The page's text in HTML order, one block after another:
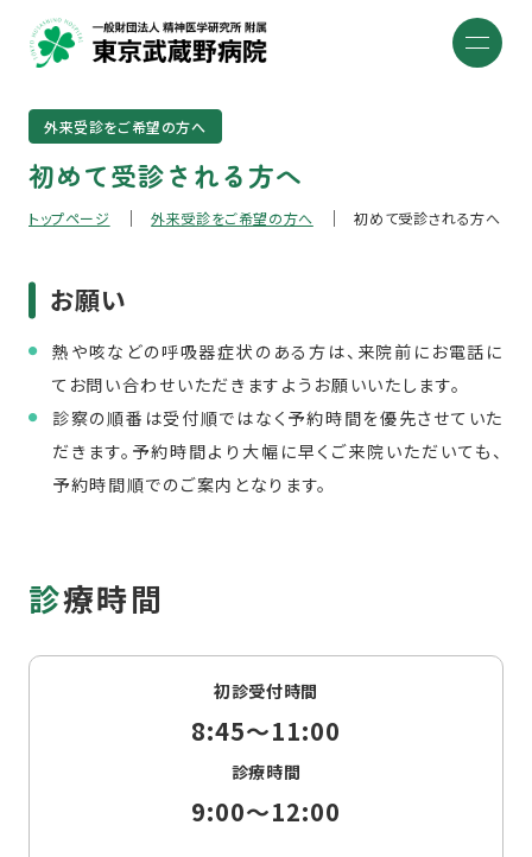
外来受診をご希望の方へ
初めて受診される方へ
トップページ 外来受診をご希望の方へ 初めて受診される方へ
お願い
熱や咳などの呼吸器症状のある方は、来院前にお電話に
てお問い合わせいただきますようお願いいたします。
診察の順番は受付順ではなく予約時間を優先させていた
だきます。予約時間より大幅に早くご来院いただいても、
予約時間順でのご案内となります。
診療時間
初診受付時間
8:45～11:00
診療時間
9:00～12:00